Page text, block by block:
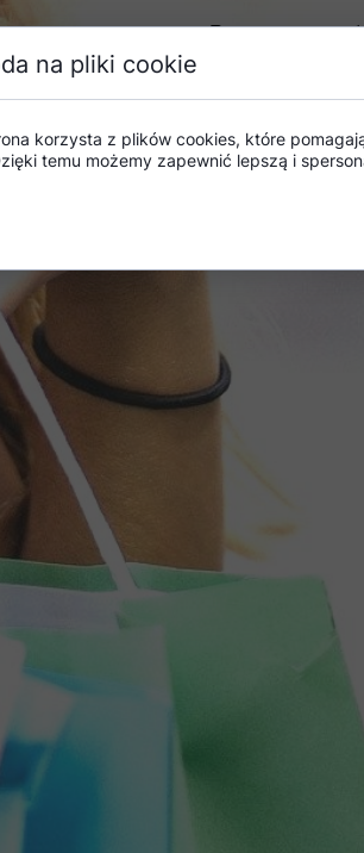
Promocja trwa
zwrotów, która
realizowane w
od tego, które
ewentualnym
www.smolar.pl/
https://
na pliki cookie
korzysta z plików cookies, które
temu możemy zapewnić lepszą i